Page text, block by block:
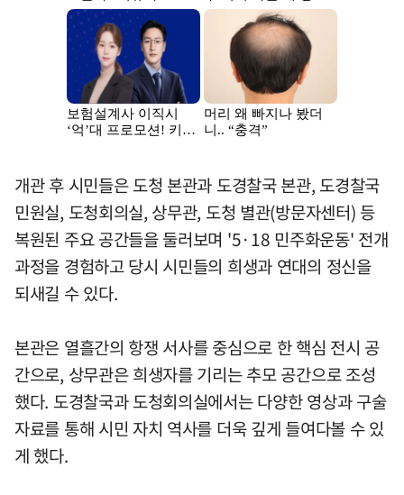
개관 후 시민들은 도청 본관과 도경찰국 본관, 도경찰국
민원실, 도청회의실, 상무관, 도청 별관(방문자센터) 등
복원된 주요 공간들을 둘러보며 '5·18 민주화운동' 전개
과정을 경험하고 당시 시민들의 희생과 연대의 정신을
되새길 수 있다.
본관은 열흘간의 항쟁 서사를 중심으로 한 핵심 전시 공
간으로, 상무관은 희생자를 기리는 추모 공간으로 조성
했다. 도경찰국과 도청회의실에서는 다양한 영상과 구술
자료를 통해 시민 자치 역사를 더욱 깊게 들여다볼 수 있
게 했다.